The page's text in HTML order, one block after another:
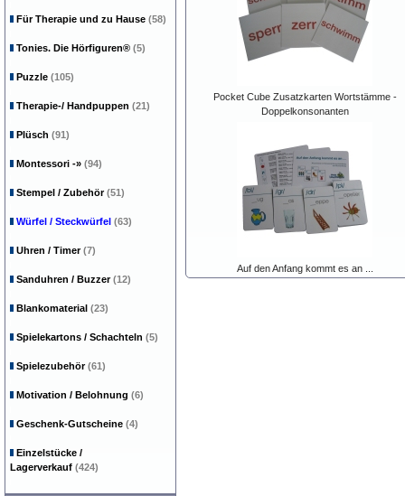
Pocket Cube Zusatzkarten Wortstämme -
Doppelkonsonanten
Auf den Anfang kommt es an ...
Für Therapie und zu Hause (58)
Tonies. Die Hörfiguren® (5)
Puzzle (105)
Therapie-/ Handpuppen (21)
Plüsch (91)
Montessori -» (94)
Stempel / Zubehör(51)
Würfel / Steckwürfel (63)
Uhren / Timer(7)
Sanduhren / Buzzer(12)
Blankomaterial (23)
Spielekartons / Schachteln (5)
Spielezubehör(61)
Motivation / Belohnung (6)
Geschenk-Gutscheine (4)
Einzelstücke /
Lagerverkauf (424)